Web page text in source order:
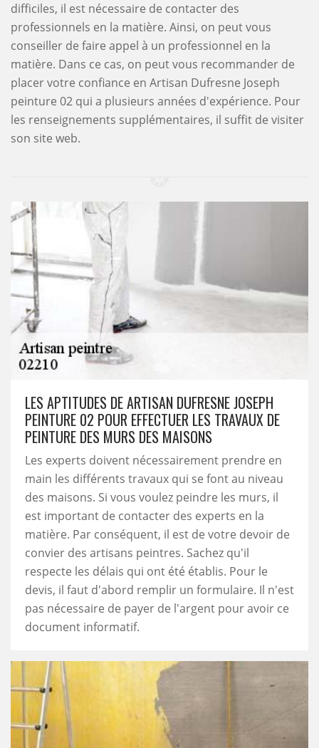
difficiles, il est nécessaire de contacter des
professionnels en la matière. Ainsi, on peut vous
conseiller de faire appel à un professionnel en la
matière. Dans ce cas, on peut vous recommander de
placer votre confiance en Artisan Dufresne Joseph
peinture 02 qui a plusieurs années d'expérience. Pour
les renseignements supplémentaires, il suffit de visiter
son site web.
LES APTITUDES DE ARTISAN DUFRESNE JOSEPH
PEINTURE 02 POUR EFFECTUER LES TRAVAUX DE
PEINTURE DES MURS DES MAISONS
Les experts doivent nécessairement prendre en
main les différents travaux qui se font au niveau
des maisons. Si vous voulez peindre les murs, il
est important de contacter des experts en la
matière. Par conséquent, il est de votre devoir de
convier des artisans peintres. Sachez qu'il
respecte les délais qui ont été établis. Pour le
devis, il faut d'abord remplir un formulaire. Il n'est
pas nécessaire de payer de l'argent pour avoir ce
document informatif.